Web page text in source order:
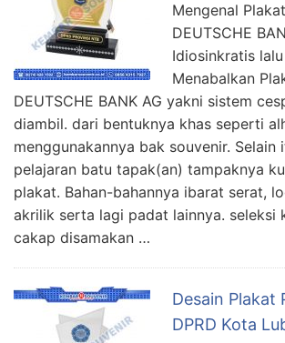
Mengenal
DEUTSCHE
Idiosinkratis
Menabalkan
DEUTSCHE BANK AG yakni sistem
diambil. dari bentuknya khas seperti
menggunakannya bak souvenir. Selain
pelajaran batu tapak(an) tampaknya
plakat. Bahan-bahannya ibarat serat,
akrilik serta lagi padat lainnya. seleksi
cakap disamakan …
Desain Plakat
DPRD Kota